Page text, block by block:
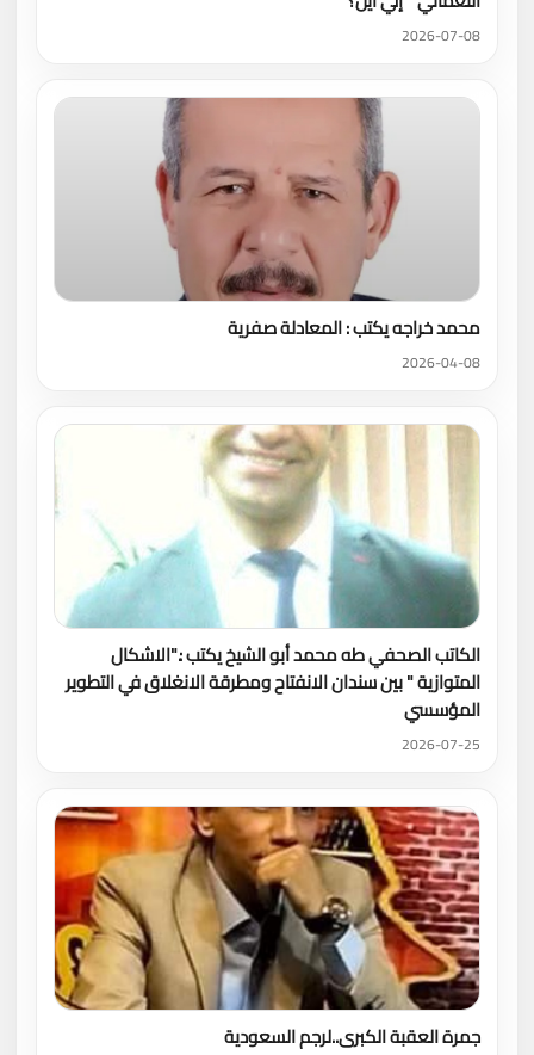
2026-07-08
محمد خراجه يكتب : المعادلة صفرية
2026-04-08
الكاتب الصحفي طه محمد أبو الشيخ يكتب :."الاشكال
المتوازية " بين سندان الانفتاح ومطرقة الانغلاق في التطوير
المؤسسي
2026-07-25
جمرة العقبة الكبرى..لرجم السعودية